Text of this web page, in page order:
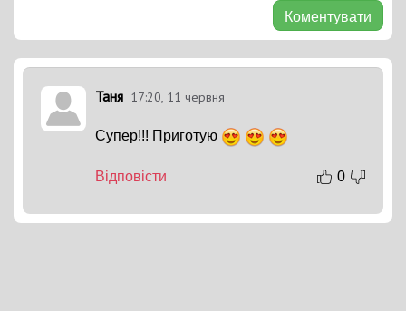
Коментувати
Таня 17:20, 11 червня
Супер!!! Приготую
Відповісти 0